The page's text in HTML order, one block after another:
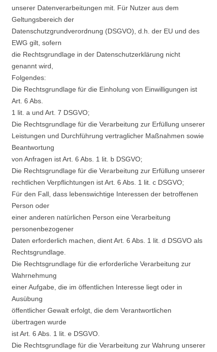
unserer Datenverarbeitungen mit. Für Nutzer aus dem
Geltungsbereich der
Datenschutzgrundverordnung (DSGVO), d.h. der EU und des
EWG gilt, sofern
die Rechtsgrundlage in der Datenschutzerklärung nicht
genannt wird,
Folgendes:
Die Rechtsgrundlage für die Einholung von Einwilligungen ist
Art. 6 Abs.
1 lit. a und Art. 7 DSGVO;
Die Rechtsgrundlage für die Verarbeitung zur Erfüllung unserer
Leistungen und Durchführung vertraglicher Maßnahmen sowie
Beantwortung
von Anfragen ist Art. 6 Abs. 1 lit. b DSGVO;
Die Rechtsgrundlage für die Verarbeitung zur Erfüllung unserer
rechtlichen Verpflichtungen ist Art. 6 Abs. 1 lit. c DSGVO;
Für den Fall, dass lebenswichtige Interessen der betroffenen
Person oder
einer anderen natürlichen Person eine Verarbeitung
personenbezogener
Daten erforderlich machen, dient Art. 6 Abs. 1 lit. d DSGVO als
Rechtsgrundlage.
Die Rechtsgrundlage für die erforderliche Verarbeitung zur
Wahrnehmung
einer Aufgabe, die im öffentlichen Interesse liegt oder in
Ausübung
öffentlicher Gewalt erfolgt, die dem Verantwortlichen
übertragen wurde
ist Art. 6 Abs. 1 lit. e DSGVO.
Die Rechtsgrundlage für die Verarbeitung zur Wahrung unserer